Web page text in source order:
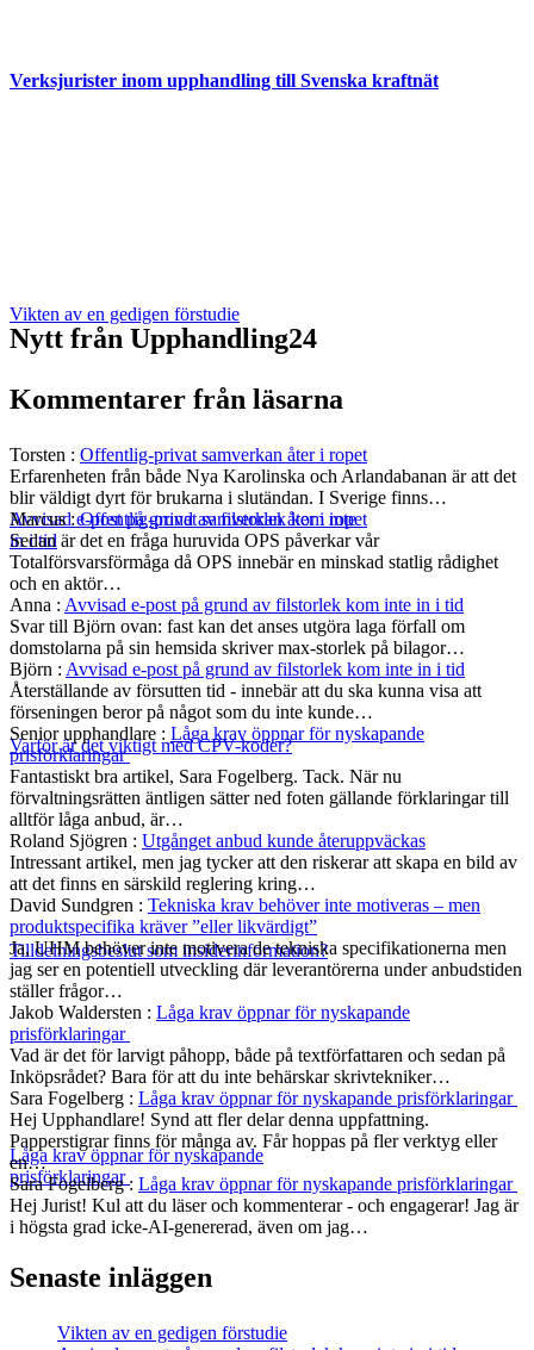
Verksjurister inom upphandling till Svenska kraftnät
Vikten av en gedigen förstudie
Avvisad e-post på grund av filstorlek kom inte
in i tid
Varför är det viktigt med CPV-koder?
Tilldelningsbeslut som insiderinformation?
Låga krav öppnar för nyskapande
prisförklaringar
Nytt från Upphandling24
Kommentarer från läsarna
Torsten : Offentlig-privat samverkan åter i ropet
Erfarenheten från både Nya Karolinska och Arlandabanan är att det
blir väldigt dyrt för brukarna i slutändan. I Sverige finns…
Marcus:Offentlig-privat samverkan åter i ropet
Sedan är det en fråga huruvida OPS påverkar vår
Totalförsvarsförmåga då OPS innebär en minskad statlig rådighet
och en aktör…
Anna : Avvisad e-post på grund av filstorlek kom inte in i tid
Svar till Björn ovan: fast kan det anses utgöra laga förfall om
domstolarna på sin hemsida skriver max-storlek på bilagor…
Björn : Avvisad e-post på grund av filstorlek kom inte in i tid
Återställande av försutten tid - innebär att du ska kunna visa att
förseningen beror på något som du inte kunde…
Senior upphandlare : Låga krav öppnar för nyskapande
prisförklaringar
Fantastiskt bra artikel, Sara Fogelberg. Tack. När nu
förvaltningsrätten äntligen sätter ned foten gällande förklaringar till
alltför låga anbud, är…
Roland Sjögren : Utgånget anbud kunde återuppväckas
Intressant artikel, men jag tycker att den riskerar att skapa en bild av
att det finns en särskild reglering kring…
David Sundgren : Tekniska krav behöver inte motiveras – men
produktspecifika kräver ”eller likvärdigt”
Ja, UHM behöver inte motivera de tekniska specifikationerna men
jag ser en potentiell utveckling där leverantörerna under anbudstiden
ställer frågor…
Jakob Waldersten : Låga krav öppnar för nyskapande
prisförklaringar
Vad är det för larvigt påhopp, både på textförfattaren och sedan på
Inköpsrådet? Bara för att du inte behärskar skrivtekniker…
Sara Fogelberg : Låga krav öppnar för nyskapande prisförklaringar
Hej Upphandlare! Synd att fler delar denna uppfattning.
Papperstigrar finns för många av. Får hoppas på fler verktyg eller
en…
Sara Fogelberg: Låga krav öppnar för nyskapande prisförklaringar
Hej Jurist! Kul att du läser och kommenterar - och engagerar! Jag är
i högsta grad icke-AI-genererad, även om jag…
Senaste inläggen
Vikten av en gedigen förstudie